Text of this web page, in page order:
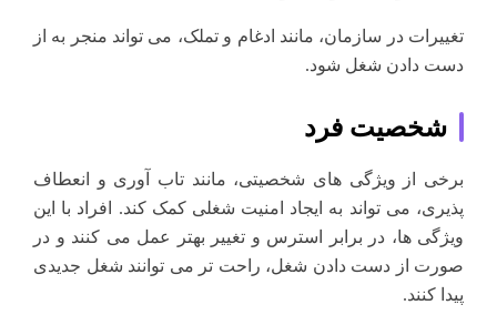
تغییرات در سازمان، مانند ادغام و تملک، می تواند منجر به از
دست دادن شغل شود.
شخصیت فرد
برخی از ویژگی های شخصیتی، مانند تاب آوری و انعطاف
پذیری، می تواند به ایجاد امنیت شغلی کمک کند. افراد با این
ویژگی ها، در برابر استرس و تغییر بهتر عمل می کنند و در
صورت از دست دادن شغل، راحت تر می توانند شغل جدیدی
پیدا کنند.